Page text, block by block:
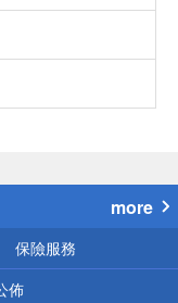
more
保險服務
佈